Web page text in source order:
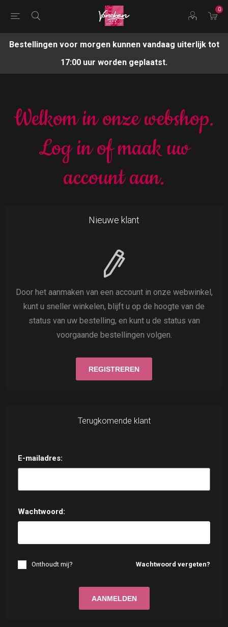
0
Bestellingen voor morgen kunnen vandaag uiterlijk tot
17:00 uur worden geplaatst.
Welkom in onze webshop.
Log in of maak uw
account aan.
Nieuwe klant
Door het aanmaken van een account in onze webwinkel,
kunt u sneller winkelen, blijft u op de hoogte van de
status van uw bestelling, en kunt u de status van
voorgaande bestellingen volgen.
Terugkomende klant
E-mailadres:
Wachtwoord:
Wachtwoord vergeten?
Onthoudt mij?